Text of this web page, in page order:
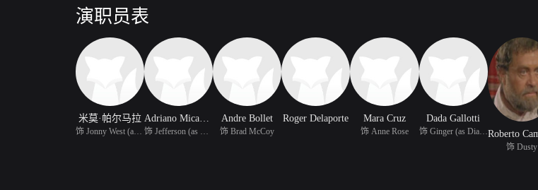
演职员表
米莫·帕尔马拉
饰 Jonny West (as Dick
Adriano Micantoni
饰 Jefferson (as Mike A
Andre Bollet
饰 Brad McCoy
Roger Delaporte Mara Cruz
饰 Anne Rose
Dada Gallotti
饰 Ginger (as Diana Gar
饰 Dusty